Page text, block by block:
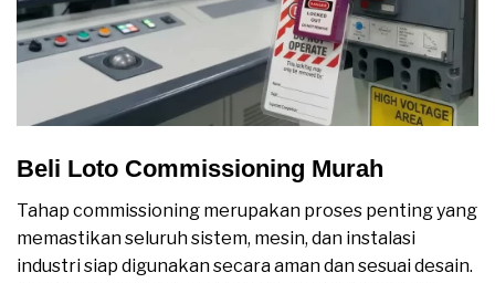
Beli Loto Commissioning Murah
Tahap commissioning merupakan proses penting yang
memastikan seluruh sistem, mesin, dan instalasi
industri siap digunakan secara aman dan sesuai desain.